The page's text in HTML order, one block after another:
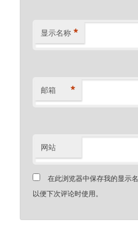
显示名称 *
邮箱 *
网站
在此浏览器中保存我的显示
以便下次评论时使用。